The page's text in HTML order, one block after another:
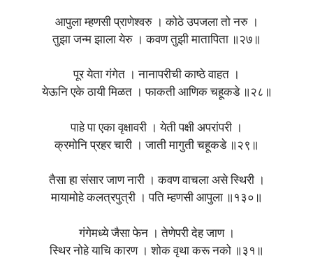
आपुला म्हणसी प्राणेश्वरु । कोठे उपजला तो नरु ।
तुझा जन्म झाला येरु । कवण तुझी मातापिता ॥२७॥
पूर येता गंगेत । नानापरीची काष्ठे वाहत ।
येऊनि एके ठायी मिळत । फाकती आणिक चहूकडे ॥२८॥
पाहे पा एका वृक्षावरी । येती पक्षी अपरांपरी ।
क्रमोनि प्रहर चारी । जाती मागुती चहूकडे ॥२९॥
तैसा हा संसार जाण नारी । कवण वाचला असे स्थिरी ।
मायामोहे कलत्रपुत्री । पति म्हणसी आपुला ॥१३०॥
गंगेमध्ये जैसा फेन । तेणेपरी देह जाण ।
स्थिर नोहे याचि कारण । शोक वृथा करू नको ॥३१॥